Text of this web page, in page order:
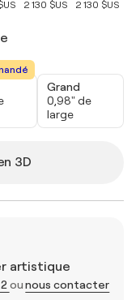
2 130 $US
2 130 $US
Grand
0,98" de
large
3D
artistique
ounous contacter